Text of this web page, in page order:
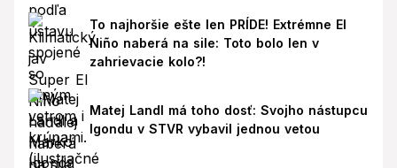
To najhoršie ešte len PRÍDE! Extrémne El
Niño naberá na sile: Toto bolo len v
zahrievacie kolo?!
Matej Landl má toho dosť: Svojho nástupcu
Igondu v STVR vybavil jednou vetou